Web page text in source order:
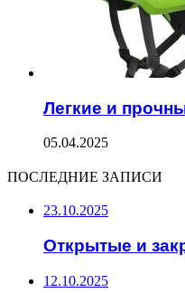
Легкие и
05.04.2025
ПОСЛЕДНИЕ ЗАПИСИ
23.10.2025
Открытые и
12.10.2025